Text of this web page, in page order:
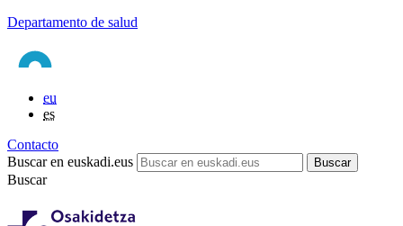
Departamento de salud
eu
es
Contacto
Buscar en euskadi.eus
Buscar